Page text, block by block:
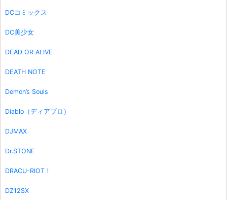
DCコミックス
DC美少女
DEAD OR ALIVE
DEATH NOTE
Demon’s Souls
Diablo（ディアブロ）
DJMAX
Dr.STONE
DRACU-RIOT！
DZ12SX